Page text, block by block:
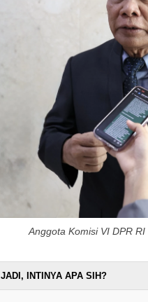
Anggota Komisi VI DPR
JADI, INTINYA APA SIH?